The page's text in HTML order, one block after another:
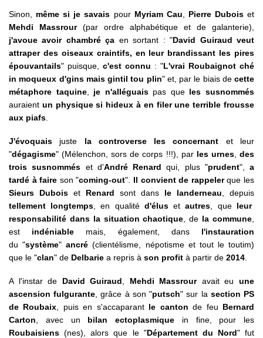
Sinon, même si je savais pour Myriam Cau Pierre Duboiset
Mehdi Massrour (par ordre alphabétique et de galanterie),
j'avoue avoir chambré ça en sortant : "David Guiraud veut
attraper des oiseaux craintifs, en leur brandissant les pires
épouvantails" puisque, c'est connu : "L'vrai Roubaignot ché
in moqueux d'gins mais gintil tou plin" et, par le biais de cette
métaphore taquine, je n'alléguaispas que les susnommés
auraient un physique si hideux à en filer une terrible frousse
aux piafs
J'évoquais juste la controverse les concernant et leur
"dégagisme" (Mélenchon, sors de corps !!!), par les urnes,des
trois susnommés et d'André Renardqui, plus "prudent", a
tardé à faire son "coming-out". Il convient de rappelerque les
Sieurs Dubois et Renard sont dans le landerneau , depuis
tellement longtemps , en qualité d'élusetautres , que leur
responsabilité dans la situation chaotique , de la commune
est indéniable mais, également, dans l'instauration
du "système"ancré (clientélisme, népotisme et tout le toutim)
que le "clan" de Delbarie a repris à son profit à partir de 2014
A l'instar de David Guiraud Mehdi Massrouravait euune
ascension fulgurante , grâce à son "putsch" sur la section PS
de Roubaix , puis en s'accaparant le canton de feu Bernard
Carton , avec un bilan ectoplasmique in fine, pour les
Roubaisiens (nes), alors que le "Département du Nord" fut